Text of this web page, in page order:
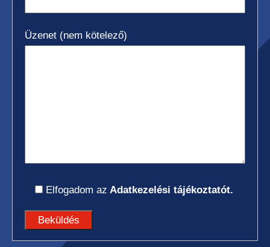
Üzenet (nem kötelező)
Elfogadom az Adatkezelési tájékoztatót.